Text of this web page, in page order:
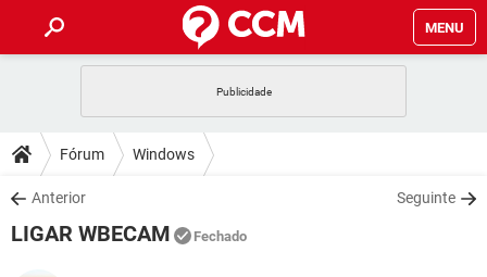
MENU
CELULAR
OUTLOOK
INSTAGRAM
DICAS
JOGOS
DOWNLOADS
JOGOS
Fórum Windows
Anterior Seguinte
LIGAR WBECAM Fechado